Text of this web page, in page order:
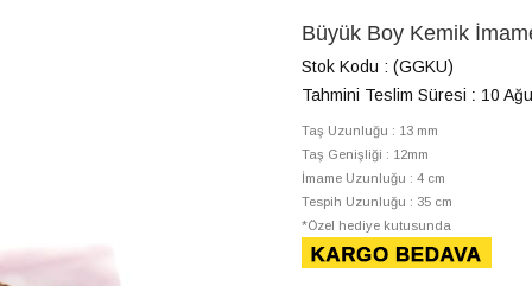
Büyük Boy Kemik
Stok Kodu
(GGKU)
Tahmini Teslim Süresi : 10
Taş Uzunluğu : 13 mm
Taş Genişliği : 12mm
İmame Uzunluğu : 4 cm
Tespih Uzunluğu : 35 cm
*Özel hediye kutusunda